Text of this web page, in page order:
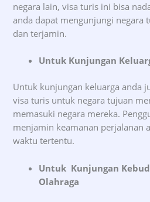
negara lain, visa turis ini bisa
anda dapat mengunjungi negara
dan terjamin.
Untuk Kunjungan
Untuk kunjungan keluarga anda
visa turis untuk negara tujuan
memasuki negara mereka.
menjamin keamanan perjalanan
waktu tertentu.
Untuk Kunjungan
Olahraga